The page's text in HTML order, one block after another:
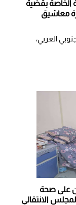
الخاصة بقضية
معاشيق
العربي،
على صحة
الانتقالي